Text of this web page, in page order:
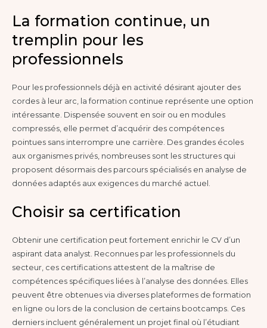
La formation continue, un
tremplin pour les
professionnels
Pour les professionnels déjà en activité désirant ajouter des
cordes à leur arc, la formation continue représente une option
intéressante. Dispensée souvent en soir ou en modules
compressés, elle permet d’acquérir des compétences
pointues sans interrompre une carrière. Des grandes écoles
aux organismes privés, nombreuses sont les structures qui
proposent désormais des parcours spécialisés en analyse de
données adaptés aux exigences du marché actuel.
Choisir sa certification
Obtenir une certification peut fortement enrichir le CV d’un
aspirant data analyst. Reconnues par les professionnels du
secteur, ces certifications attestent de la maîtrise de
compétences spécifiques liées à l’analyse des données. Elles
peuvent être obtenues via diverses plateformes de formation
en ligne ou lors de la conclusion de certains bootcamps. Ces
derniers incluent généralement un projet final où l’étudiant